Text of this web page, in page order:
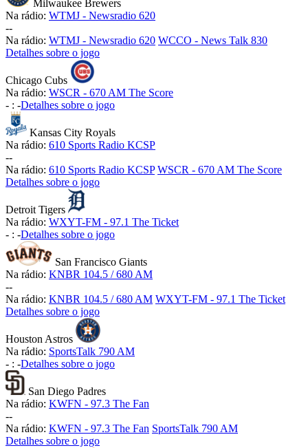
Milwaukee Brewers
Na rádio: WTMJ - Newsradio 620
--
Na rádio: WTMJ - Newsradio 620 WCCO - News Talk 830
Detalhes sobre o jogo
Chicago Cubs
Na rádio: WSCR - 670 AM The Score
- : -Detalhes sobre o jogo
Kansas City Royals
Na rádio: 610 Sports Radio KCSP
--
Na rádio: 610 Sports Radio KCSP WSCR - 670 AM The Score
Detalhes sobre o jogo
Detroit Tigers
Na rádio: WXYT-FM - 97.1 The Ticket
- : -Detalhes sobre o jogo
San Francisco Giants
Na rádio: KNBR 104.5 / 680 AM
--
Na rádio: KNBR 104.5 / 680 AM WXYT-FM - 97.1 The Ticket
Detalhes sobre o jogo
Houston Astros
Na rádio: SportsTalk 790 AM
- : -Detalhes sobre o jogo
San Diego Padres
Na rádio: KWFN - 97.3 The Fan
--
Na rádio: KWFN - 97.3 The Fan SportsTalk 790 AM
Detalhes sobre o jogo